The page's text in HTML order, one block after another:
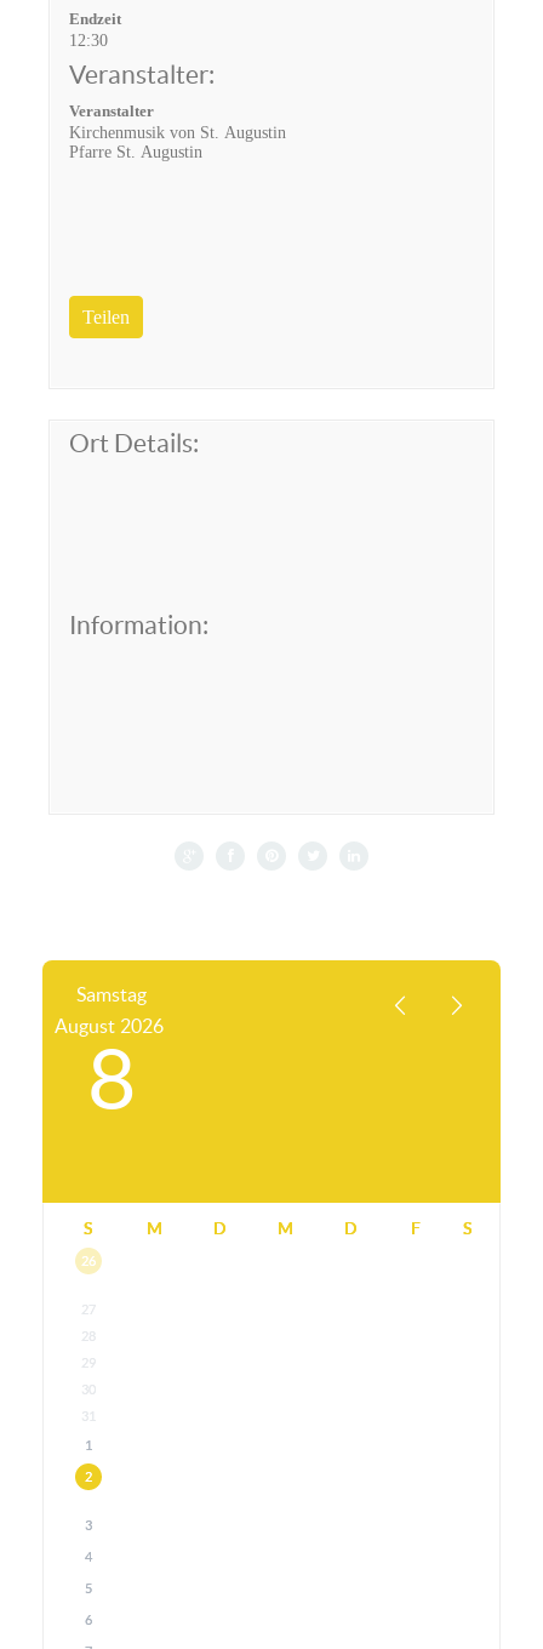
Endzeit
12:30
Veranstalter:
Veranstalter
Kirchenmusik von St. Augustin
Pfarre St. Augustin
Teilen
Ort Details:
Information:
Samstag
August 2026
8
S M D M D F S
26
27
28
29
30
31
1
2
3
4
5
6